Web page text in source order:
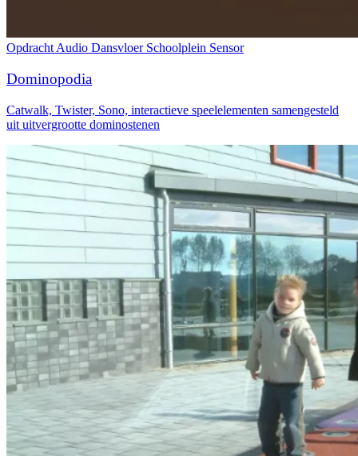
Opdracht Audio Dansvloer Schoolplein Sensor
Dominopodia
Catwalk, Twister, Sono, interactieve speelelementen samengesteld
uit uitvergrootte dominostenen